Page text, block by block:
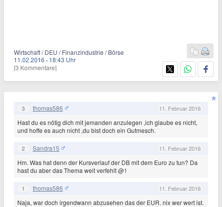
Wirtschaft / DEU / Finanzindustrie / Börse
11.02.2016 · 18:43 Uhr
[3 Kommentare]
3 thomas586 11. Februar 2016
Hast du es nötig dich mit jemanden anzulegen ,ich glaube es nicht,
und hoffe es auch nicht ,du bist doch ein Gutmesch.
2 Sandra15 11. Februar 2016
Hm. Was hat denn der Kursverlauf der DB mit dem Euro zu tun? Da
hast du aber das Thema weit verfehlt @1
1 thomas586 11. Februar 2016
Naja, war doch irgendwann abzusehen das der EUR. nix wer wert ist.